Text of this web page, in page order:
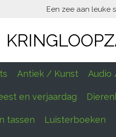
Een zee aan leuke
Antiek / Kunst Audio
en verjaardag
tassen Luisterboeken